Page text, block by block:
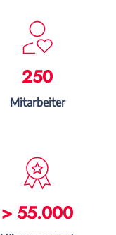
250
Mitarbeiter
> 55.000